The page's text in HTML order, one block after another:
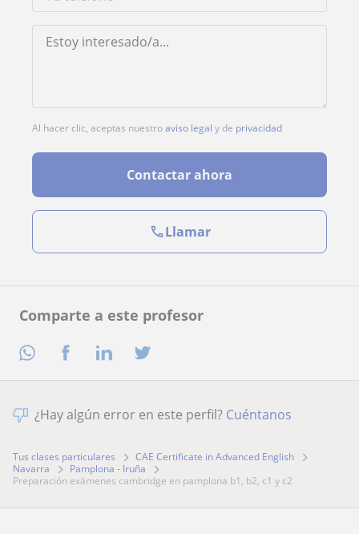
Comparte a este profesor
Al hacer clic, aceptas nuestroaviso legal y de privacidad
Contactar ahora
Llamar
¿Hay algún error en este perfil? Cuéntanos
Tus clases particulares
CAE Certificate in Advanced English
Navarra
Pamplona - Iruña
preparación exámenes cambridge en pamplona b1, b2, c1 y c2